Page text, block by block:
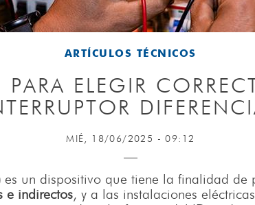
ARTÍCULOS TÉCNICOS
PARA ELEGIR
MIÉ, 18/06/2025 - 09:12
es un dispositivo que tiene la finalidad de
e indirectos, y a las instalaciones